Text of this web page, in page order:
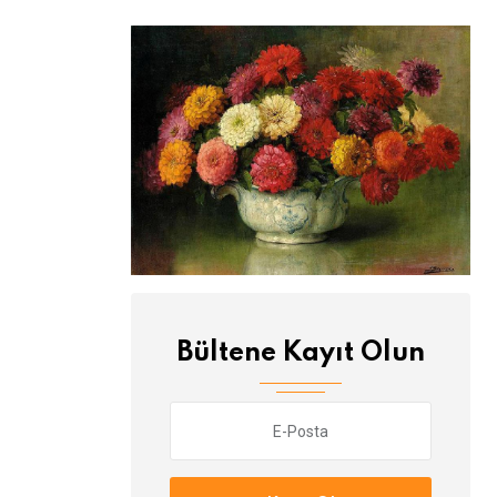
Bültene Kayıt Olun